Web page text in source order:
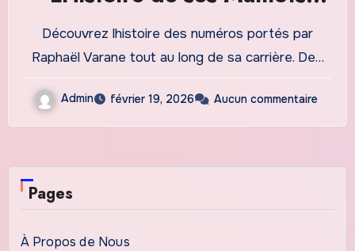
Emblématiques et leur
Signification
Découvrez lhistoire des numéros portés par
Raphaël Varane tout au long de sa carrière. De…
Admin février 19, 2026 Aucun commentaire
Pages
À Propos de Nous